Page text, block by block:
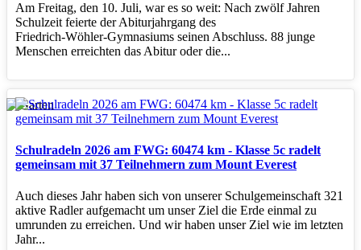
Am Freitag, den 10. Juli, war es so weit: Nach zwölf Jahren
Schulzeit feierte der Abiturjahrgang des
Friedrich‑Wöhler‑Gymnasiums seinen Abschluss. 88 junge
Menschen erreichten das Abitur oder die...
Schulradeln 2026 am FWG: 60474 km - Klasse 5c radelt
gemeinsam mit 37 Teilnehmern zum Mount Everest
Auch dieses Jahr haben sich von unserer Schulgemeinschaft 321
aktive Radler aufgemacht um unser Ziel die Erde einmal zu
umrunden zu erreichen. Und wir haben unser Ziel wie im letzten
Jahr...